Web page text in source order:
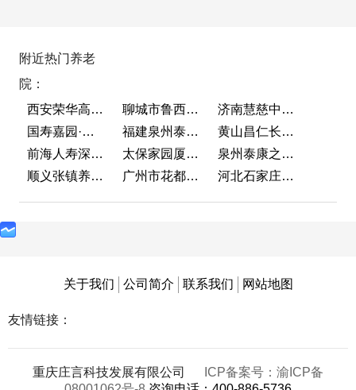
附近热门养老
院：
西安荣华高新悦家养老服务有限公司
聊城市鲁西老年护养院
济南慧慈中医康养中心
国寿嘉园·成都乐境
福建泉州泰康之家鲤园
黄山昌仁长者颐养中心
前海人寿深圳幸福之家
太保家园厦门国际颐养社区
泉州泰康之家鲤园
顺义张镇养老照料中心
广州市花都区花山镇敬老院 河北石家庄泰康之家冀园
关于我们 公司简介 联系我们 网站地图
友情链接：
重庆庄言科技发展有限公司
ICP备案号：渝ICP备